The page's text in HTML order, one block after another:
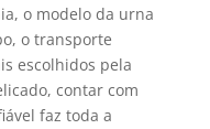
o modelo da urna
o transporte
escolhidos pela
contar com
faz toda a